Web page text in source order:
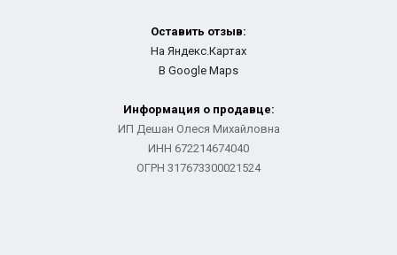
Оставить отзыв:
На Яндекс.Картах
В Google Maps
Информация о продавце:
ИП Дешан Олеся Михайловна
ИНН 672214674040
ОГРН 317673300021524